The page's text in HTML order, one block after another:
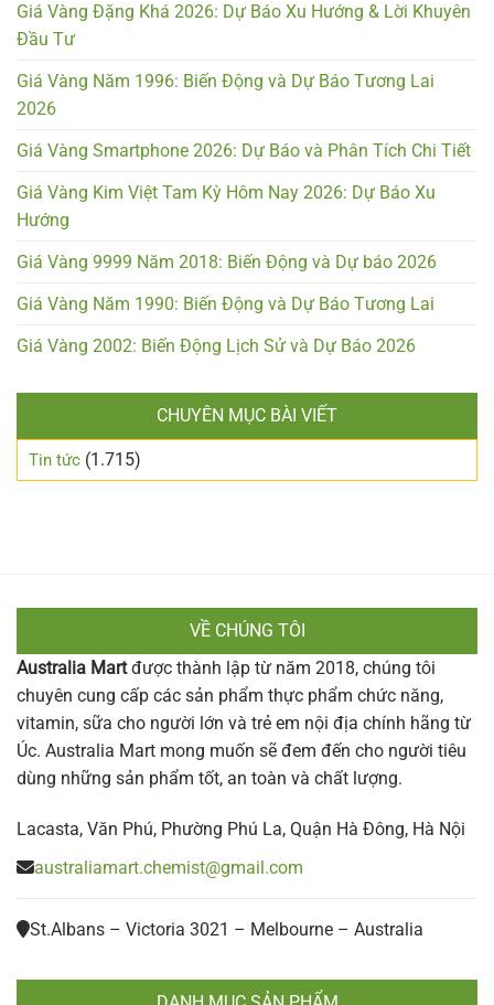
Giá Vàng Đặng Khá 2026: Dự Báo Xu Hướng & Lời Khuyên
Đầu Tư
Giá Vàng Năm 1996: Biến Động và Dự Báo Tương Lai
2026
Giá Vàng Smartphone 2026: Dự Báo và Phân Tích Chi Tiết
Giá Vàng Kim Việt Tam Kỳ Hôm Nay 2026: Dự Báo Xu
Hướng
Giá Vàng 9999 Năm 2018: Biến Động và Dự báo 2026
Giá Vàng Năm 1990: Biến Động và Dự Báo Tương Lai
Giá Vàng 2002: Biến Động Lịch Sử và Dự Báo 2026
CHUYÊN MỤC BÀI VIẾT
Tin tức (1.715)
VỀ CHÚNG TÔI
Australia Martđược thành lập từ năm 2018, chúng tôi
chuyên cung cấp các sản phẩm thực phẩm chức năng,
vitamin, sữa cho người lớn và trẻ em nội địa chính hãng từ
Úc. Australia Mart mong muốn sẽ đem đến cho người tiêu
dùng những sản phẩm tốt, an toàn và chất lượng.
Lacasta, Văn Phú, Phường Phú La, Quận Hà Đông, Hà Nội
australiamart.chemist@gmail.com
St.Albans – Victoria 3021 – Melbourne – Australia